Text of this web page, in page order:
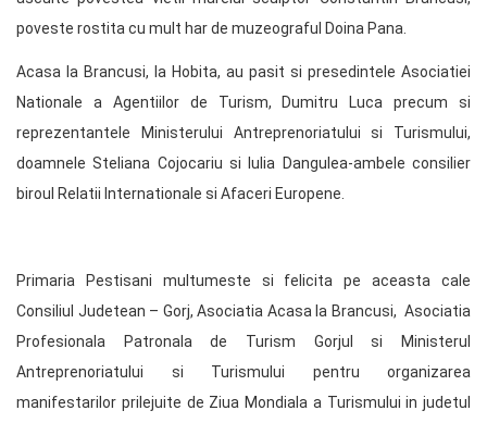
poveste rostita cu mult har de muzeograful Doina Pana.
Acasa la Brancusi, la Hobita, au pasit si presedintele Asociatiei
Nationale a Agentiilor de Turism, Dumitru Luca precum si
reprezentantele Ministerului Antreprenoriatului si Turismului,
doamnele Steliana Cojocariu si Iulia Dangulea-ambele consilier
biroul Relatii Internationale si Afaceri Europene.
Primaria Pestisani multumeste si felicita pe aceasta cale
Consiliul Judetean – Gorj, Asociatia Acasa la Brancusi, Asociatia
Profesionala Patronala de Turism Gorjul si Ministerul
Antreprenoriatului si Turismului pentru organizarea
manifestarilor prilejuite de Ziua Mondiala a Turismului in judetul